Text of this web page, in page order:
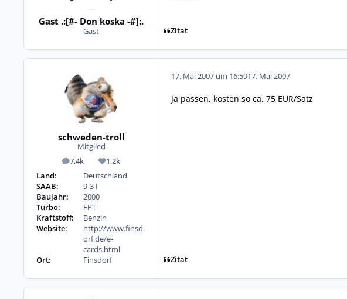
Gast .:[#- Don koska -#]:.
Gast Zitat
schweden-troll
Mitglied
7,4k
Beiträge 1,2k
Reputation
Land:
Deutschland
SAAB:
9-3 I
Baujahr:
2000
Turbo:
FPT
Kraftstoff:
Benzin
Website:
http://www.finsd
orf.de/e-
cards.html
Ort:
Finsdorf
17. Mai 2007 um 16:5917. Mai 2007
Ja passen, kosten so ca. 75 EUR/Satz
Zitat